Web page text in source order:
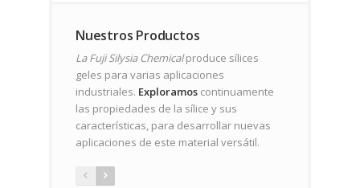
Nuestros Productos
La Fuji Silysia Chemicalproduce sílices
geles para varias aplicaciones
industriales. Exploramos continuamente
las propiedades de la sílice y sus
características, para desarrollar nuevas
aplicaciones de este material versátil.